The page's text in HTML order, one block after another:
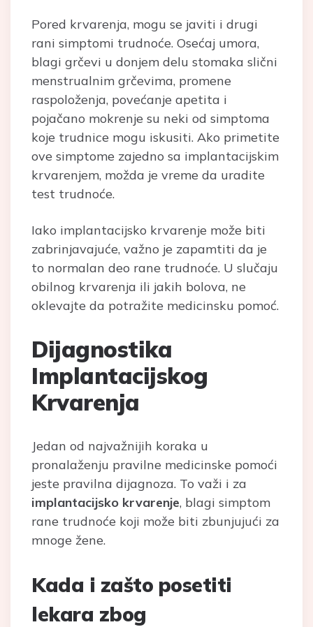
Pored krvarenja, mogu se javiti i drugi
rani simptomi trudnoće. Osećaj umora,
blagi grčevi u donjem delu stomaka slični
menstrualnim grčevima, promene
raspoloženja, povećanje apetita i
pojačano mokrenje su neki od simptoma
koje trudnice mogu iskusiti. Ako primetite
ove simptome zajedno sa implantacijskim
krvarenjem, možda je vreme da uradite
test trudnoće.
Iako implantacijsko krvarenje može biti
zabrinjavajuće, važno je zapamtiti da je
to normalan deo rane trudnoće. U slučaju
obilnog krvarenja ili jakih bolova, ne
oklevajte da potražite medicinsku pomoć.
Dijagnostika
Implantacijskog
Krvarenja
Jedan od najvažnijih koraka u
pronalaženju pravilne medicinske pomoći
jeste pravilna dijagnoza. To važi i za
implantacijsko krvarenje, blagi simptom
rane trudnoće koji može biti zbunjujući za
mnoge žene.
Kada i zašto posetiti
lekara zbog